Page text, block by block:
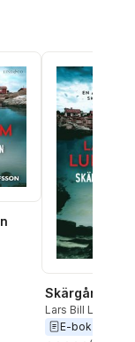
antal röster:
Lars Bill
E-bok